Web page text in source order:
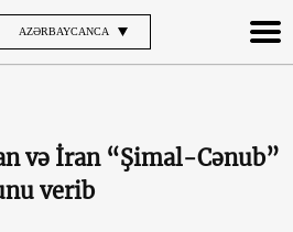
AZƏRBAYCANCA
və İran “Şimal-Cənub”
verib